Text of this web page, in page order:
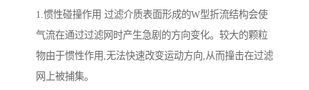
1.惯性碰撞作用 过滤介质表面形成的W型折流结构会使
气流在通过过滤网时产生急剧的方向变化。较大的颗粒
物由于惯性作用,无法快速改变运动方向,从而撞击在过滤
网上被捕集。